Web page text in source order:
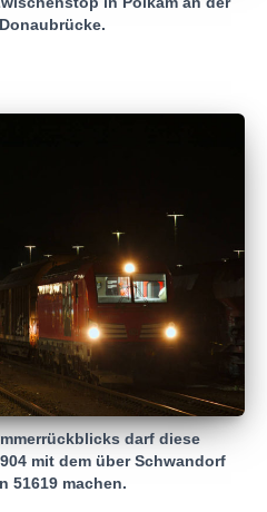
darf diese
mit dem über Schwandorf
51619 machen.